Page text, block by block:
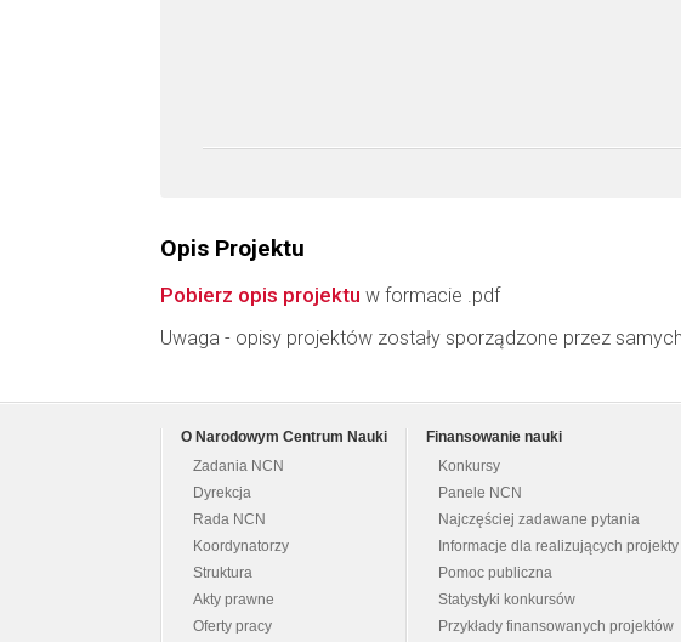
Opis Projektu
Pobierz opis projektu w formacie .pdf
Uwaga - opisy projektów zostały sporządzone przez
O Narodowym Centrum Nauki
Zadania NCN
Dyrekcja
Rada NCN
Koordynatorzy
Struktura
Akty prawne
Oferty pracy
Finansowanie nauki
Konkursy
Panele NCN
Najczęściej zadawane pytania
Informacje dla realizujących projekty
Pomoc publiczna
Statystyki konkursów
Przykłady finansowanych projektów